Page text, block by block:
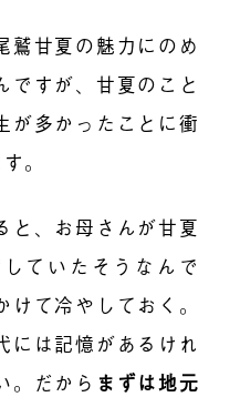
鷲甘夏の魅力にのめ
ですが、甘夏のこと
が多かったことに衝
。
と、お母さんが甘夏
ていたそうなんで
て冷やしておく。
には記憶があるけれ
。だから まずは地元